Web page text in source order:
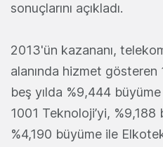
sonuçlarını açıkladı.
2013'ün kazananı,
alanında hizmet
beş yılda %9,444
1001 Teknoloji’yi,
%4,190 büyüme ile